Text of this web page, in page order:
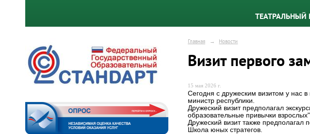
ТЕАТРАЛЬНЫЙ
Главная → Новости
Визит первого
15 мая 2026 г.
Сегодня с дружеским визитом у нас
министр республики.
Дружеский визит предполагал
образовательные привычки взрослых".
Дружеский визит также
Школа юных стратегов.